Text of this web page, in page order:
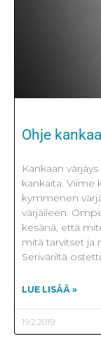
Ohje
Kankaan
kankaita. Viime
kymmenen
värjäileen.
kesänä, että
mitä tarvitset ja
Seriväriltä
LUE LISÄÄ »
19.2.2019